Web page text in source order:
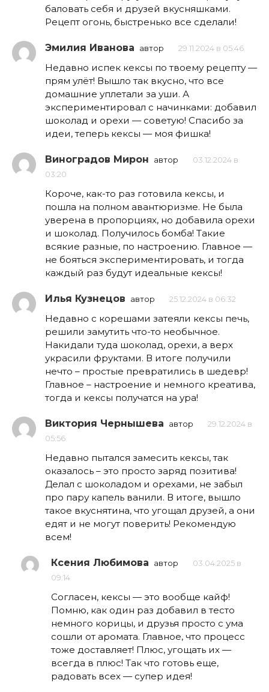
баловать себя и друзей вкусняшками.
Рецепт огонь, быстренько все сделали!
Эмилия Иванова автор 29.11.2024 в 05:46
Недавно испек кексы по твоему рецепту —
прям улёт! Вышло так вкусно, что все
домашние уплетали за уши. А
экспериментировал с начинками: добавил
шоколад и орехи — советую! Спасибо за
идеи, теперь кексы — моя фишка!
Виноградов Мирон автор
03.12.2024 в
03:20
Короче, как-то раз готовила кексы, и
пошла на полном авантюризме. Не была
уверена в пропорциях, но добавила орехи
и шоколад. Получилось бомба! Такие
всякие разные, по настроению. Главное —
не бояться экспериментировать, и тогда
каждый раз будут идеальные кексы!
Илья Кузнецов автор 25.12.2024 в 06:32
Недавно с корешами затеяли кексы печь,
решили замутить что-то необычное.
Накидали туда шоколад, орехи, а верх
украсили фруктами. В итоге получили
нечто – простые превратились в шедевр!
Главное – настроение и немного креатива,
тогда и кексы получатся на ура!
Виктория Чернышева автор
29.12.2024 в
05:56
Недавно пытался замесить кексы, так
оказалось – это просто заряд позитива!
Делал с шоколадом и орехами, не забыл
про пару капель ванили. В итоге, вышло
такое вкуснятина, что угощал друзей, а они
едят и не могут поверить! Рекомендую
всем!
Ксения Любимова автор
03.04.2025 в
09:14
Согласен, кексы — это вообще кайф!
Помню, как один раз добавил в тесто
немного корицы, и друзья просто с ума
сошли от аромата. Главное, что процесс
тоже доставляет! Плюс, угощать их —
всегда в плюс! Так что готовь еще,
радовать всех — супер идея!